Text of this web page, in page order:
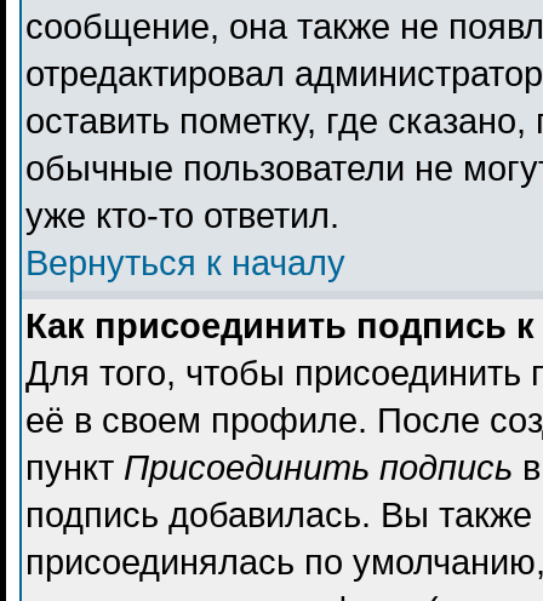
сообщение, она также не
отредактировал
оставить пометку, где
обычные пользователи не
уже кто-то ответил.
Вернуться к началу
Как присоединить подпись
Для того, чтобы
её в своем профиле. После
пункт Присоединить подпись
подпись добавилась. Вы
присоединялась по